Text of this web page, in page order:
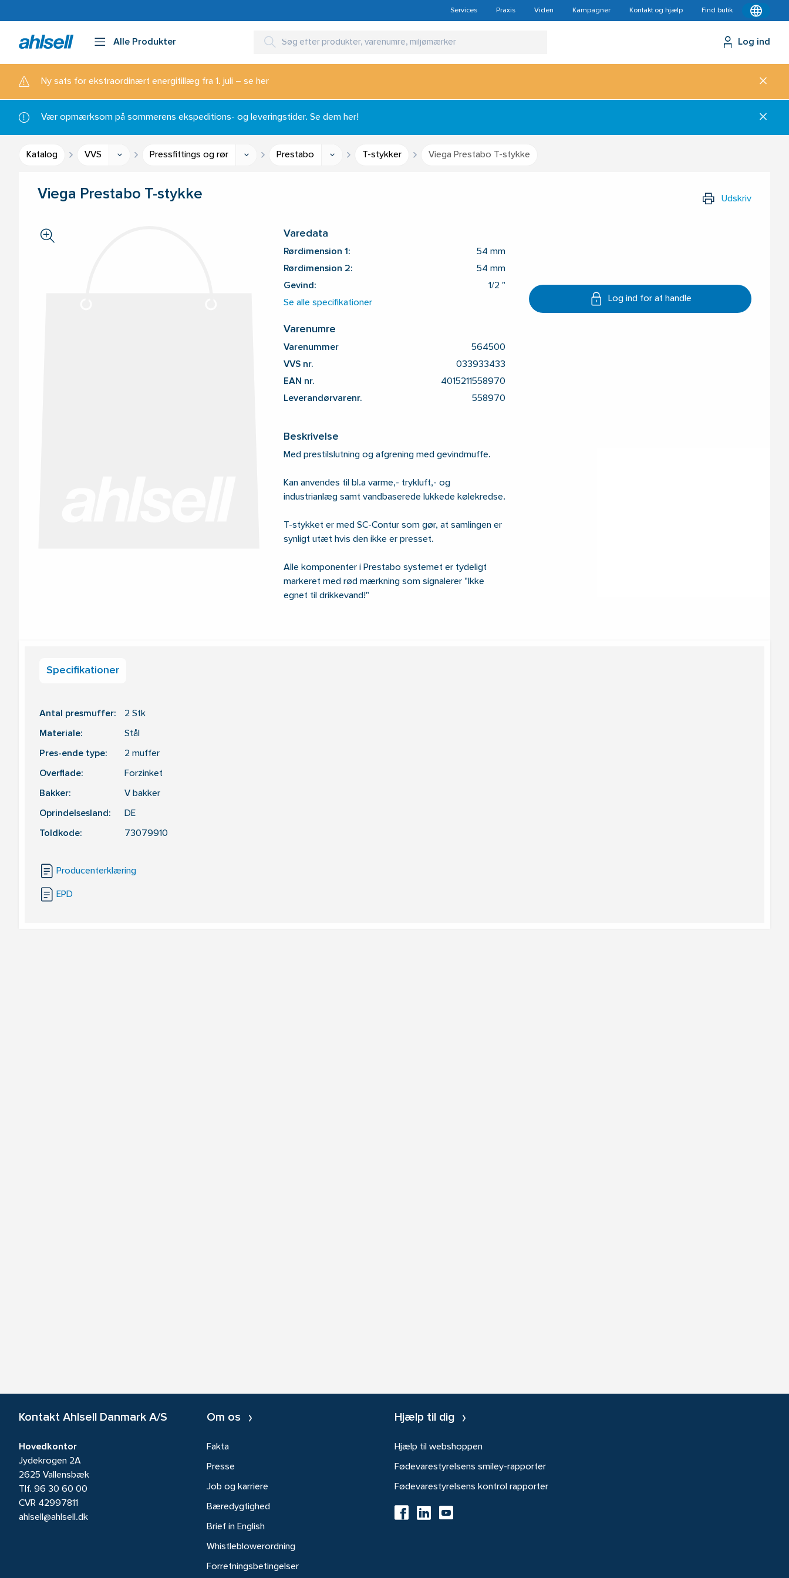
Services Praxis Viden Kampagner Kontakt og hjælp Find butik
Alle Produkter Log ind
Ny sats for ekstraordinært energitillæg fra 1. juli – se her
Vær opmærksom på sommerens ekspeditions- og leveringstider. Se dem her!
Katalog VVS Pressfittings og rør Prestabo T-stykker Viega Prestabo T-stykke
Viega Prestabo T-stykke Udskriv
Varedata
Rørdimension 1: 54 mm
Rørdimension 2: 54 mm
Gevind: 1/2 "
Se alle specifikationer
Varenumre
Varenummer 564500
VVS nr. 033933433
EAN nr. 4015211558970
Leverandørvarenr. 558970
Beskrivelse
Med prestilslutning og afgrening med gevindmuffe.
Kan anvendes til bl.a varme,- trykluft,- og
industrianlæg samt vandbaserede lukkede kølekredse.
T-stykket er med SC-Contur som gør, at samlingen er
synligt utæt hvis den ikke er presset.
Alle komponenter i Prestabo systemet er tydeligt
markeret med rød mærkning som signalerer "Ikke
egnet til drikkevand!"
Log ind for at handle
Specifikationer
Antal presmuffer: 2 Stk
Materiale: Stål
Pres-ende type: 2 muffer
Overflade: Forzinket
Bakker: V bakker
Oprindelsesland: DE
Toldkode: 73079910
Producenterklæring
EPD
Kontakt Ahlsell Danmark A/S
Hovedkontor
Jydekrogen 2A
2625 Vallensbæk
Tlf. 96 30 60 00
CVR 42997811
ahlsell@ahlsell.dk
Om os
Fakta
Presse
Job og karriere
Bæredygtighed
Brief in English
Whistleblowerordning
Forretningsbetingelser
Hjælp til dig
Hjælp til webshoppen
Fødevarestyrelsens smiley-rapporter
Fødevarestyrelsens kontrol rapporter